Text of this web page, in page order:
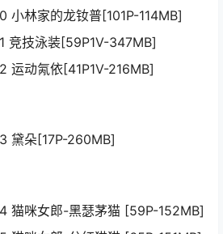
小林家的龙钕普[101P-114MB]
竞技泳装[59P1V-347MB]
运动氝依[41P1V-216MB]
黛朵[17P-260MB]
猫咪女郎-黑瑟茅猫 [59P-152MB]